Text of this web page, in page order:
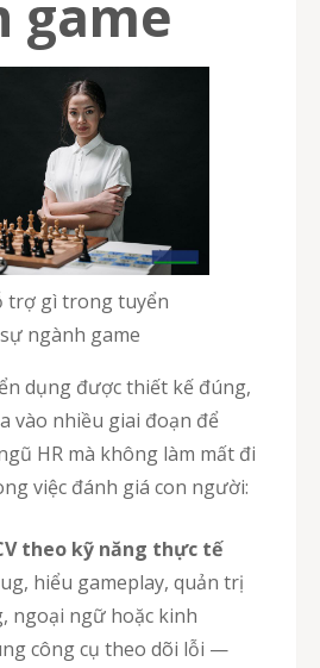
game
trợ gì trong tuyển
ngành game
dụng được thiết kế đúng,
vào nhiều giai đoạn để
HR mà không làm mất đi
việc đánh giá con người:
theo kỹ năng thực tế
hiểu gameplay, quản trị
ngoại ngữ hoặc kinh
công cụ theo dõi lỗi —